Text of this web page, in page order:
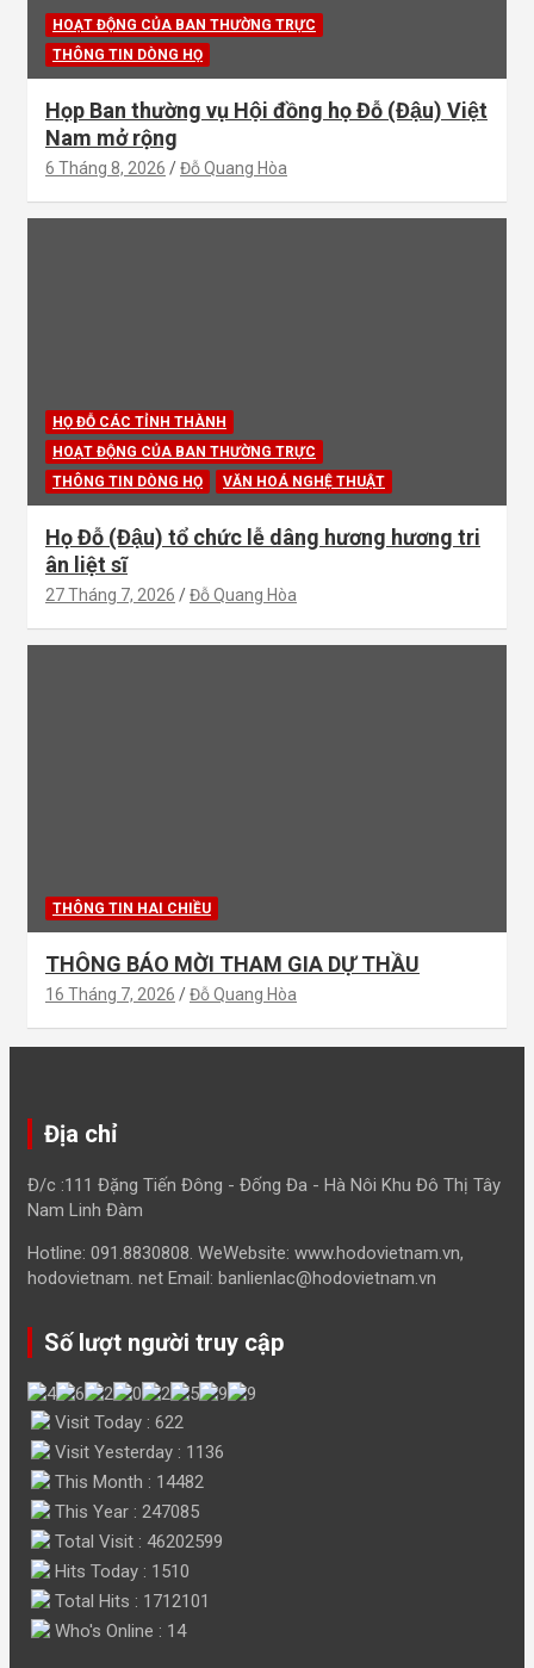
HOẠT ĐỘNG CỦA BAN THƯỜNG TRỰC
THÔNG TIN DÒNG HỌ
Họp Ban thường vụ Hội đồng họ Đỗ (Đậu) Việt
Nam mở rộng
6 Tháng 8, 2026 Đỗ Quang Hòa
HỌ ĐỖ CÁC TỈNH THÀNH
HOẠT ĐỘNG CỦA BAN THƯỜNG TRỰC
THÔNG TIN DÒNG HỌ
VĂN HOÁ NGHỆ THUẬT
Họ Đỗ (Đậu) tổ chức lễ dâng hương hương tri
ân liệt sĩ
27 Tháng 7, 2026 Đỗ Quang Hòa
THÔNG TIN HAI CHIỀU
THÔNG BÁO MỜI THAM GIA DỰ THẦU
16 Tháng 7, 2026 Đỗ Quang Hòa
Địa chỉ
Đ/c :111 Đặng Tiến Đông - Đống Đa - Hà Nôi Khu Đô Thị Tây
Nam Linh Đàm
Hotline: 091.8830808. WeWebsite: www.hodovietnam.vn,
hodovietnam. net Email: banlienlac@hodovietnam.vn
Số lượt người truy cập
Visit Today : 622
Visit Yesterday : 1136
This Month : 14482
This Year : 247085
Total Visit : 46202599
Hits Today : 1510
Total Hits : 1712101
Who's Online : 14